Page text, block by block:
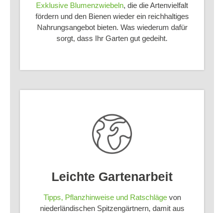
Exklusive Blumenzwiebeln, die die Artenvielfalt
fördern und den Bienen wieder ein reichhaltiges
Nahrungsangebot bieten. Was wiederum dafür
sorgt, dass Ihr Garten gut gedeiht.
Leichte Gartenarbeit
Tipps, Pflanzhinweise und Ratschlägevon
niederländischen Spitzengärtnern, damit aus